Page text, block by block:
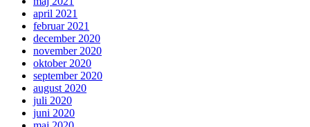
april 2021
februar 2021
december 2020
november 2020
oktober 2020
september 2020
august 2020
juli 2020
juni 2020